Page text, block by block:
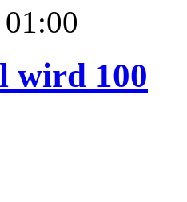
wird 100